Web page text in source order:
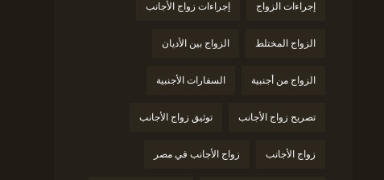
إجراءات الزواج إجراءات زواج الأجانب
الزواج المختلط الزواج بين الأديان
الزواج من أجنبية السفارات الأجنبية
تصريح زواج الأجانب توثيق زواج الأجانب
زواج الأجانب زواج الأجانب في مصر